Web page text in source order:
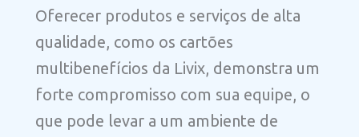
Oferecer produtos e serviços de alta
qualidade, como os cartões
multibenefícios da Livix, demonstra um
forte compromisso com sua equipe, o
que pode levar a um ambiente de